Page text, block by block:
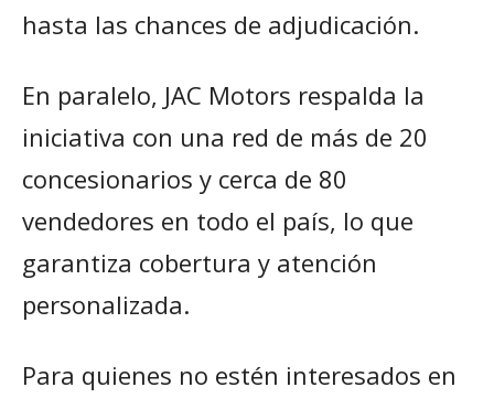
hasta las chances de adjudicación.
En paralelo, JAC Motors respalda la
iniciativa con una red de más de 20
concesionarios y cerca de 80
vendedores en todo el país, lo que
garantiza cobertura y atención
personalizada.
Para quienes no estén interesados en